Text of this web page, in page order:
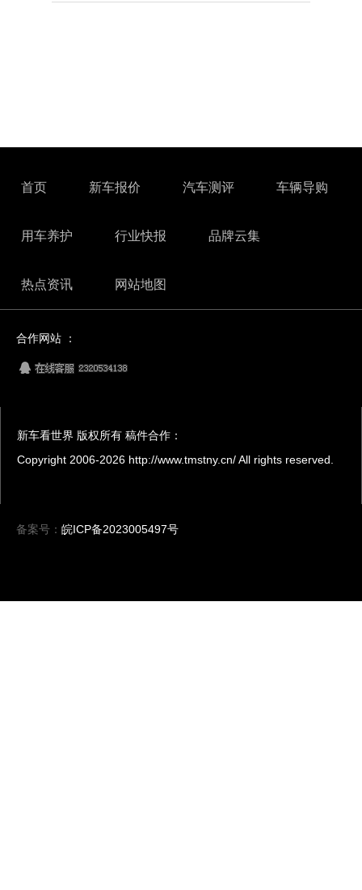
首页 新车报价 汽车测评 车辆导购
用车养护 行业快报 品牌云集
热点资讯 网站地图
合作网站 ：
新车看世界 版权所有 稿件合作：
Copyright 2006-2026 http://www.tmstny.cn/ All rights reserved.
备案号： 皖ICP备2023005497号